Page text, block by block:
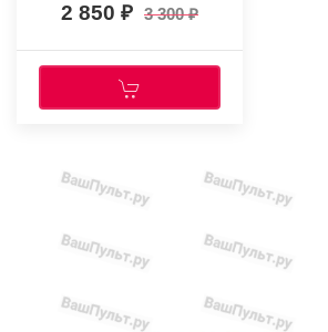
2 850 3 300